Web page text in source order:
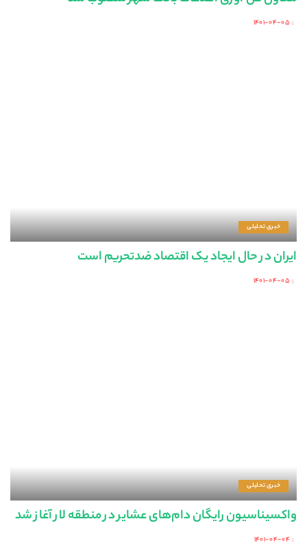
Posted
۱۴۰۱-۰۴-۰۵
خبری تحلیلی
ایران در حال ایجاد یک اقتصاد ضدتحریم است
Posted
۱۴۰۱-۰۴-۰۵
خبری تحلیلی
واکسیناسیون رایگان دام‌های عشایر در منطقه لار آغاز شد
Posted
۱۴۰۱-۰۴-۰۴